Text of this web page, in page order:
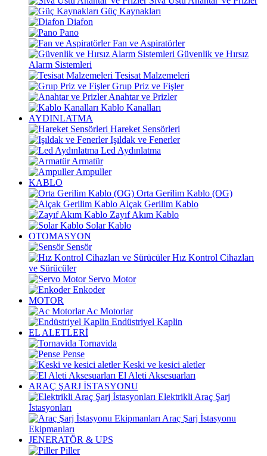
Güç Kaynakları
Diafon
Pano
Fan ve Aspiratörler
Güvenlik ve Hırsız
Alarm Sistemleri
Tesisat Malzemeleri
Grup Priz ve Fişler
Anahtar ve Prizler
Kablo Kanalları
AYDINLATMA
Hareket Sensörleri
Işıldak ve Fenerler
Led Aydınlatma
Armatür
Ampuller
KABLO
Orta Gerilim Kablo (OG)
Alçak Gerilim Kablo
Zayıf Akım Kablo
Solar Kablo
OTOMASYON
Sensör
Hız Kontrol Cihazları
ve Sürücüler
Servo Motor
Enkoder
MOTOR
Ac Motorlar
Endüstriyel Kaplin
EL ALETLERİ
Tornavida
Pense
Keski ve kesici aletler
El Aleti Aksesuarları
ARAÇ ŞARJ İSTASYONU
Elektrikli Araç Şarj
İstasyonları
Araç Şarj İstasyonu
Ekipmanları
JENERATÖR & UPS
Piller